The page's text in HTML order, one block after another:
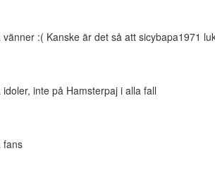
:( Kanske är det så att sicybapa1971
inte på Hamsterpaj i alla fall
fans